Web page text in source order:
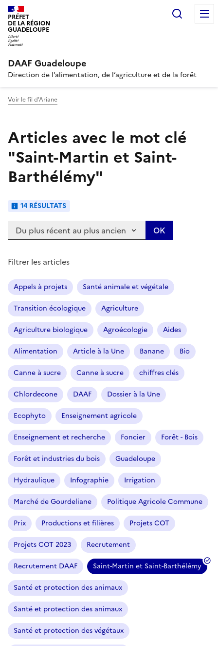
PRÉFET
DE LA RÉGION
GUADELOUPE
DAAF Guadeloupe
Direction de l’alimentation, de l’agriculture et de la forêt
Voir le fil d'Ariane
Articles avec le mot clé
"Saint-Martin et Saint-
Barthélémy"
14 RÉSULTATS
Trier les articles :
Filtrer les articles
Appels à projets Santé animale et végétale
Transition écologique Agriculture
Agriculture biologique Agroécologie Aides
Alimentation Article à la Une Banane Bio
Canne à sucre Canne à sucre chiffres clés
Chlordecone DAAF Dossier à la Une
Ecophyto Enseignement agricole
Enseignement et recherche Foncier Forêt - Bois
Forêt et industries du bois Guadeloupe
Hydraulique Infographie Irrigation
Marché de Gourdeliane Politique Agricole Commune
Prix Productions et filières Projets COT
Projets COT 2023 Recrutement
Recrutement DAAF Saint-Martin et Saint-Barthélémy
Santé et protection des animaux
Santé et protection des animaux
Santé et protection des végétaux